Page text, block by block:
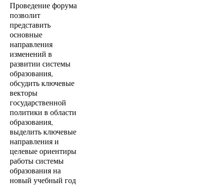
Проведение форума
позволит
представить
основные
направления
изменений в
развитии системы
образования,
обсудить ключевые
векторы
государственной
политики в области
образования,
выделить ключевые
направления и
целевые ориентиры
работы системы
образования на
новый учебный год